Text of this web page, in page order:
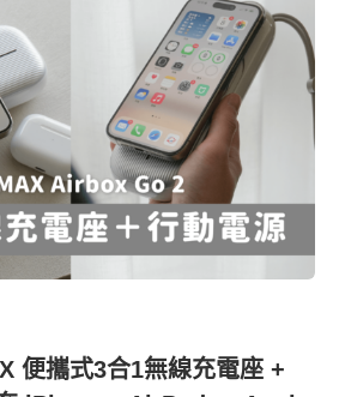
便攜式3合1無線充電座 +